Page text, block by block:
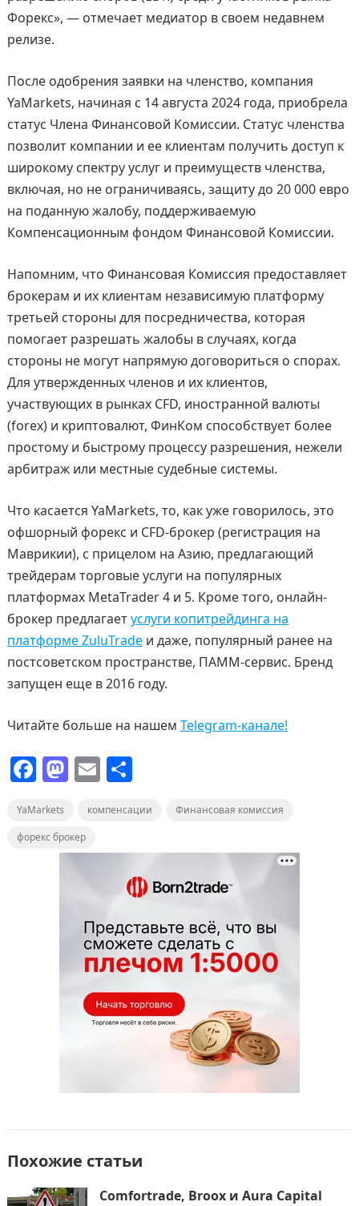
Форекс», — отмечает медиатор в своем недавнем
релизе.
После одобрения заявки на членство, компания
YaMarkets, начиная с 14 августа 2024 года, приобрела
статус Члена Финансовой Комиссии. Статус членства
позволит компании и ее клиентам получить доступ к
широкому спектру услуг и преимуществ членства,
включая, но не ограничиваясь, защиту до 20 000 евро
на поданную жалобу, поддерживаемую
Компенсационным фондом Финансовой Комиссии.
Напомним, что Финансовая Комиссия предоставляет
брокерам и их клиентам независимую платформу
третьей стороны для посредничества, которая
помогает разрешать жалобы в случаях, когда
стороны не могут напрямую договориться о спорах.
Для утвержденных членов и их клиентов,
участвующих в рынках CFD, иностранной валюты
(forex) и криптовалют, ФинКом способствует более
простому и быстрому процессу разрешения, нежели
арбитраж или местные судебные системы.
Что касается YaMarkets, то, как уже говорилось, это
офшорный форекс и CFD-брокер (регистрация на
Маврикии), с прицелом на Азию, предлагающий
трейдерам торговые услуги на популярных
платформах MetaTrader 4 и 5. Кроме того, онлайн-
брокер предлагаетуслуги копитрейдинга на
платформе ZuluTradeи даже, популярный ранее на
постсоветском пространстве, ПАММ-сервис. Бренд
запущен еще в 2016 году.
Читайте больше на нашем Telegram-канале!
F
c
e
M
st
o
d
E
ai
l
О
п
р
а
в
и
т
ь
YaMarkets компенсации
Финансовая комиссия
форекс брокер
Похожие статьи
Comfortrade, Broox и Aura Capital